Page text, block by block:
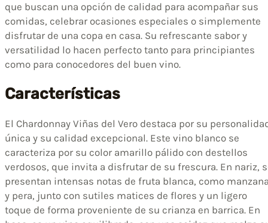
que buscan una opción de calidad para acompañar sus
comidas, celebrar ocasiones especiales o simplemente
disfrutar de una copa en casa. Su refrescante sabor y
versatilidad lo hacen perfecto tanto para principiantes
como para conocedores del buen vino.
Características
El Chardonnay Viñas del Vero destaca por su
única y su calidad excepcional. Este vino blanco se
caracteriza por su color amarillo pálido con destellos
verdosos, que invita a disfrutar de su frescura. En nariz,
presentan intensas notas de fruta blanca, como
y pera, junto con sutiles matices de flores y un ligero
toque de forma proveniente de su crianza en barrica. En